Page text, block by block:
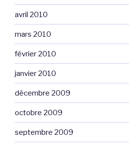
avril 2010
mars 2010
février 2010
janvier 2010
décembre 2009
octobre 2009
septembre 2009